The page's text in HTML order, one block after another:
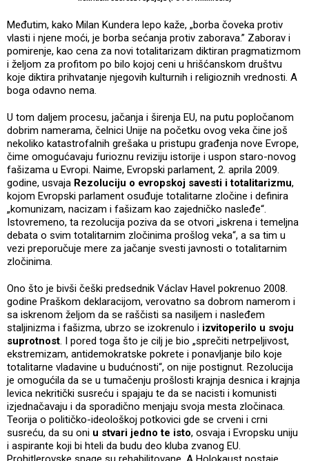
Međutim, kako Milan Kundera lepo kaže, „borba čoveka protiv
vlasti i njene moći, je borba sećanja protiv zaborava.” Zaborav i
pomirenje, kao cena za novi totalitarizam diktiran pragmatizmom
i željom za profitom po bilo kojoj ceni u hrišćanskom društvu
koje diktira prihvatanje njegovih kulturnih i religioznih vrednosti. A
boga odavno nema.
U tom daljem procesu, jačanja i širenja EU, na putu popločanom
dobrim namerama, čelnici Unije na početku ovog veka čine još
nekoliko katastrofalnih grešaka u pristupu građenja nove Evrope,
čime omogućavaju furioznu reviziju istorije i uspon staro-novog
fašizama u Evropi. Naime, Evropski parlament, 2. aprila 2009.
godine, usvaja Rezoluciju o evropskoj savesti i totalitarizmu,
kojom Evropski parlament osuđuje totalitarne zločine i definira
„komunizam, nacizam i fašizam kao zajedničko nasleđe“.
Istovremeno, ta rezolucija poziva da se otvori „iskrena i temeljna
debata o svim totalitarnim zločinima prošlog veka“, a sa tim u
vezi preporučuje mere za jačanje svesti javnosti o totalitarnim
zločinima.
Ono što je bivši češki predsednik Václav Havel pokrenuo 2008.
godine Praškom deklaracijom, verovatno sa dobrom namerom i
sa iskrenom željom da se raščisti sa nasiljem i nasleđem
staljinizma i fašizma, ubrzo se izokrenulo i izvitoperilo u svoju
suprotnost. I pored toga što je cilj je bio „sprečiti netrpeljivost,
ekstremizam, antidemokratske pokrete i ponavljanje bilo koje
totalitarne vladavine u budućnosti“, on nije postignut. Rezolucija
je omogućila da se u tumačenju prošlosti krajnja desnica i krajnja
levica nekritički susreću i spajaju te da se nacisti i komunisti
izjednačavaju i da sporadično menjaju svoja mesta zločinaca.
Teorija o političko-ideološkoj potkovici gde se crveni i crni
susreću, da su oni u stvari jedno te isto, osvaja i Evropsku uniju
i aspirante koji bi hteli da budu deo kluba zvanog EU.